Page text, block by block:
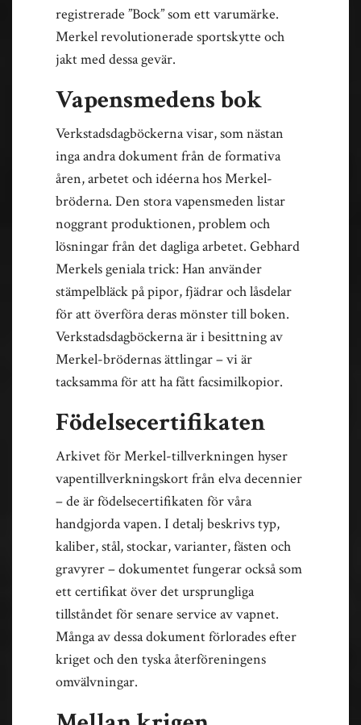
registrerade ”Bock” som ett varumärke.
Merkel revolutionerade sportskytte och
jakt med dessa gevär.
Vapensmedens bok
Verkstadsdagböckerna visar, som nästan
inga andra dokument från de formativa
åren, arbetet och idéerna hos Merkel-
bröderna. Den stora vapensmeden listar
noggrant produktionen, problem och
lösningar från det dagliga arbetet. Gebhard
Merkels geniala trick: Han använder
stämpelbläck på pipor, fjädrar och låsdelar
för att överföra deras mönster till boken.
Verkstadsdagböckerna är i besittning av
Merkel-brödernas ättlingar – vi är
tacksamma för att ha fått facsimilkopior.
Födelsecertifikaten
Arkivet för Merkel-tillverkningen hyser
vapentillverkningskort från elva decennier
– de är födelsecertifikaten för våra
handgjorda vapen. I detalj beskrivs typ,
kaliber, stål, stockar, varianter, fästen och
gravyrer – dokumentet fungerar också som
ett certifikat över det ursprungliga
tillståndet för senare service av vapnet.
Många av dessa dokument förlorades efter
kriget och den tyska återföreningens
omvälvningar.